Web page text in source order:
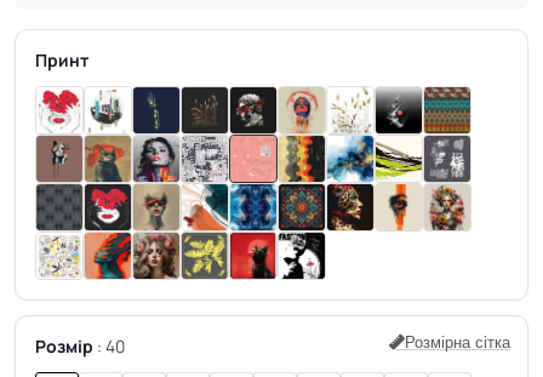
Принт
Розмір 40 Розмірна сітка